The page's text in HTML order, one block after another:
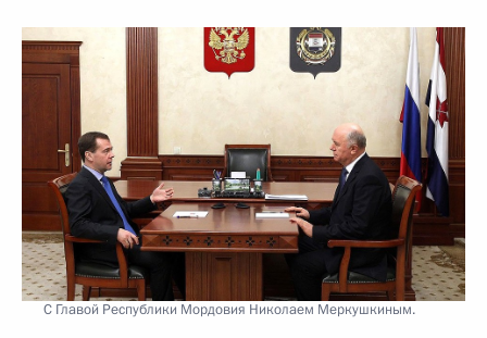
С Главой Республики Мордовия Николаем Меркушкиным.